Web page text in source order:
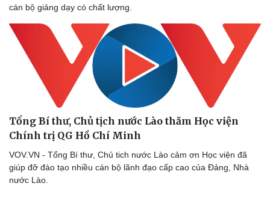
cán bộ giảng dạy có chất lượng.
Tổng Bí thư, Chủ tịch nước Lào thăm Học viện
Chính trị QG Hồ Chí Minh
VOV.VN - Tổng Bí thư, Chủ tich nước Lào cảm ơn Học viện đã
giúp đỡ đào tạo nhiều cán bộ lãnh đạo cấp cao của Đảng, Nhà
nước Lào.